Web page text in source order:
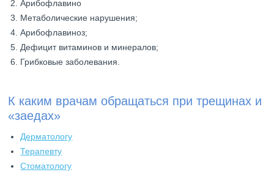
Арибофлавино
Метаболические нарушения;
Арибофлавиноз;
Дефицит витаминов и минералов;
Грибковые заболевания.
К каким врачам обращаться при трещинах и
«заедах»
Дерматологу
Терапевту
Стоматологу